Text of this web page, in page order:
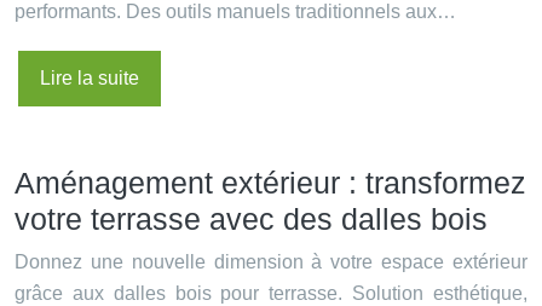
performants. Des outils manuels traditionnels aux…
Lire la suite
Aménagement extérieur : transformez
votre terrasse avec des dalles bois
Donnez une nouvelle dimension à votre espace extérieur
grâce aux dalles bois pour terrasse. Solution esthétique,